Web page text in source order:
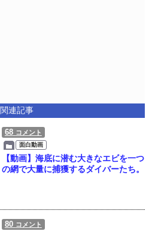
関連記事
68 コメント
面白動画
【動画】海底に潜む大きなエビを一つ
の網で大量に捕獲するダイバーたち。
80 コメント